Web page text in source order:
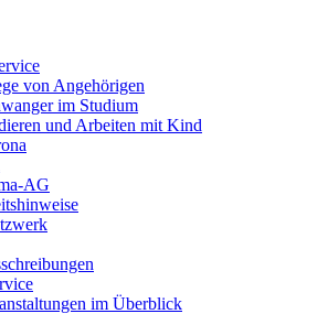
von Angehörigen
im Studium
und Arbeiten mit Kind
AG
im Überblick